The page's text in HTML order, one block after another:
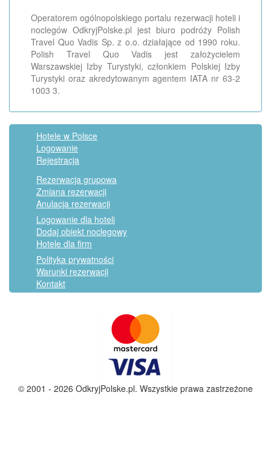
Operatorem ogólnopolskiego portalu rezerwacji hoteli i
noclegów OdkryjPolske.pl jest biuro podróży Polish
Travel Quo Vadis Sp. z o.o. działające od 1990 roku.
Polish Travel Quo Vadis jest założycielem
Warszawskiej Izby Turystyki, członkiem Polskiej Izby
Turystyki oraz akredytowanym agentem IATA nr 63-2
1003 3.
Hotele w Polsce
Logowanie
Rejestracja
Rezerwacja grupowa
Zmiana rezerwacji
Anulacja rezerwacji
Logowanie dla hoteli
Dodaj obiekt noclegowy
Hotele dla firm
Polityka prywatności
Warunki rezerwacji
Kontakt
© 2001 - 2026 OdkryjPolske.pl. Wszystkie prawa zastrzeżone